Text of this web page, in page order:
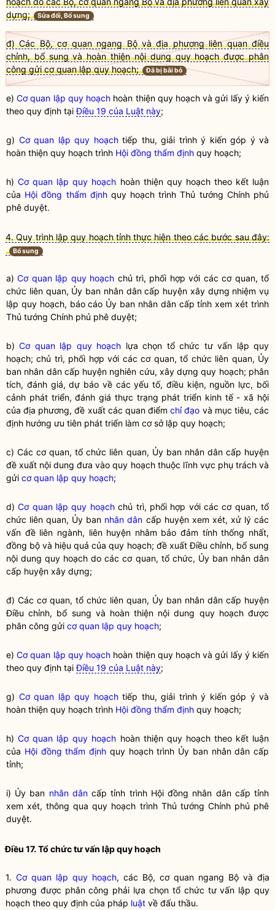
dựng;
Sửa đổi, Bổ sung
đ) Các Bộ, cơ quan ngang Bộ và địa phương liên quan điều
chỉnh, bổ sung và hoàn thiện nội dung quy hoạch được phân
công gửi cơ quan lập quy hoạch;
Đã bị bãi bỏ
e)Cơ quan lập quy hoạch hoàn thiện quy hoạch và gửi lấy ý kiến
theo quy định tạiĐiều 19 của Luật này;
g) Cơ quan lập quy hoạchtiếp thu, giải trình ý kiến góp ý và
hoàn thiện quy hoạch trình Hội đồng thẩm định quy hoạch;
h)Cơ quan lập quy hoạch hoàn thiện quy hoạch theo kết luận
của Hội đồng thẩm địnhquy hoạch trình Thủ tướng Chính phủ
phê duyệt.
4. Quy trình lập quy hoạch tỉnh thực hiện theo các bước sau đây:
Bổ sung
a)Cơ quan lập quy hoạch chủ trì, phối hợp với các cơ quan, tổ
chức liên quan, Ủy ban nhân dân cấp huyện xây dựng nhiệm vụ
lập quy hoạch, báo cáo Ủy ban nhân dân cấp tỉnh xem xét trình
Thủ tướng Chính phủ phê duyệt;
b)Cơ quan lập quy hoạch lựa chọn tổ chức tư vấn lập quy
hoạch; chủ trì, phối hợp với các cơ quan, tổ chức liên quan, Ủy
ban nhân dân cấp huyện nghiên cứu, xây dựng quy hoạch; phân
tích, đánh giá, dự báo về các yếu tố, điều kiện, nguồn lực, bối
cảnh phát triển, đánh giá thực trạng phát triển kinh tế - xã hội
của địa phương, đề xuất các quan điểmchỉ đạo và mục tiêu, các
định hướng ưu tiên phát triển làm cơ sở lập quy hoạch;
c) Các cơ quan, tổ chức liên quan, Ủy ban nhân dân cấp huyện
đề xuất nội dung đưa vào quy hoạch thuộc lĩnh vực phụ trách và
gửi cơ quan lập quy hoạch;
d)Cơ quan lập quy hoạchchủ trì, phối hợp với các cơ quan, tổ
chức liên quan, Ủy ban nhân dân cấp huyện xem xét, xử lý các
vấn đề liên ngành, liên huyện nhằm bảo đảm tính thống nhất,
đồng bộ và hiệu quả của quy hoạch; đề xuất Điều chỉnh, bổ sung
nội dung quy hoạch do các cơ quan, tổ chức, Ủy ban nhân dân
cấp huyện xây dựng;
đ) Các cơ quan, tổ chức liên quan, Ủy ban nhân dân cấp huyện
Điều chỉnh, bổ sung và hoàn thiện nội dung quy hoạch được
phân công gửi cơ quan lập quy hoạch;
e)Cơ quan lập quy hoạch hoàn thiện quy hoạch và gửi lấy ý kiến
theo quy định tạiĐiều 19 của Luật này;
g) Cơ quan lập quy hoạchtiếp thu, giải trình ý kiến góp ý và
hoàn thiện quy hoạch trình Hội đồng thẩm định quy hoạch;
h)Cơ quan lập quy hoạch hoàn thiện quy hoạch theo kết luận
của Hội đồng thẩm định quy hoạch trình Ủy ban nhân dân cấp
tỉnh;
i) Ủy ban nhân dâncấp tỉnh trình Hội đồng nhân dâncấp tỉnh
xem xét, thông quaquy hoạch trình Thủ tướng Chính phủ phê
duyệt.
Điều 17. Tổ chức tư vấn lậpquy hoạch
1. Cơ quan lập quy hoạch, các Bộ, cơ quan ngang Bộ và địa
phương được phân công phải lựa chọn tổ chức tư vấn lập quy
hoạch theo quy định của pháp luật về đấu thầu.